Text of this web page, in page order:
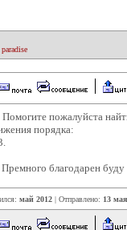
paradise
пожалуйста
порядка:
Премного благодарен
май 2012 | Отправлено: 13